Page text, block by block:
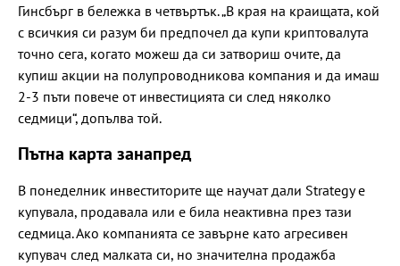
Гинсбърг в бележка в четвъртък. „В края на краищата, кой
с всичкия си разум би предпочел да купи криптовалута
точно сега, когато можеш да си затвориш очите, да
купиш акции на полупроводникова компания и да имаш
2-3 пъти повече от инвестицията си след няколко
седмици“, допълва той.
Пътна карта занапред
В понеделник инвеститорите ще научат дали Strategy е
купувала, продавала или е била неактивна през тази
седмица. Ако компанията се завърне като агресивен
купувач след малката си, но значителна продажба